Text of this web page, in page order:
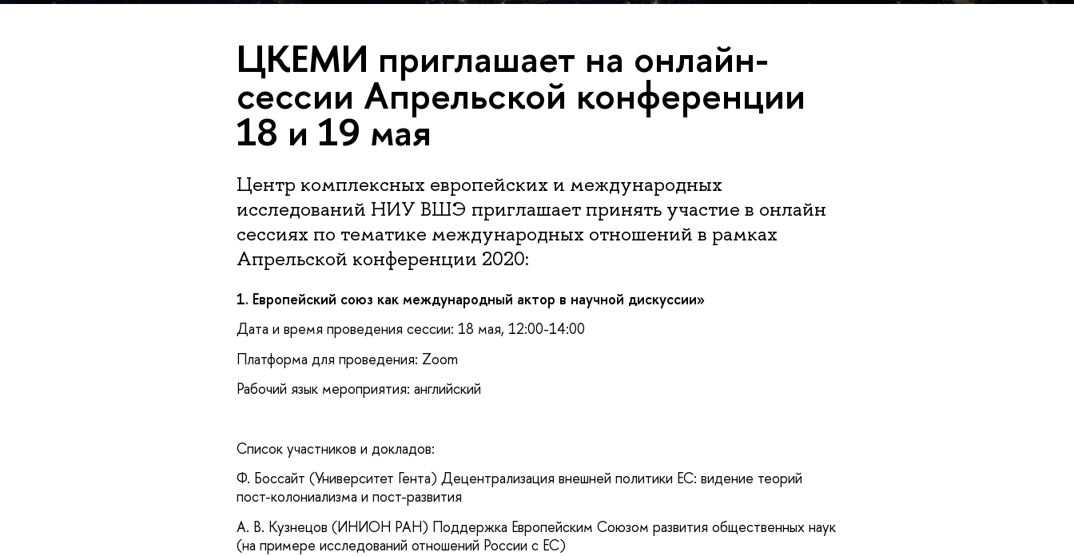
ЦКЕМИ приглашает на онлайн-
сессии Апрельской конференции
18 и 19 мая
Центр комплексных европейских и международных
исследований НИУ ВШЭ приглашает принять участие в онлайн
сессиях по тематике международных отношений в рамках
Апрельской конференции 2020:
1. Европейский союз как международный актор в научной дискуссии»
Дата и время проведения сессии: 18 мая, 12:00-14:00
Платформа для проведения: Zoom
Рабочий язык мероприятия: английский
Список участников и докладов:
Ф. Боссайт (Университет Гента) Децентрализация внешней политики ЕС: видение теорий
пост-колониализма и пост-развития
А. В. Кузнецов (ИНИОН РАН) Поддержка Европейским Союзом развития общественных наук
(на примере исследований отношений России с ЕС)